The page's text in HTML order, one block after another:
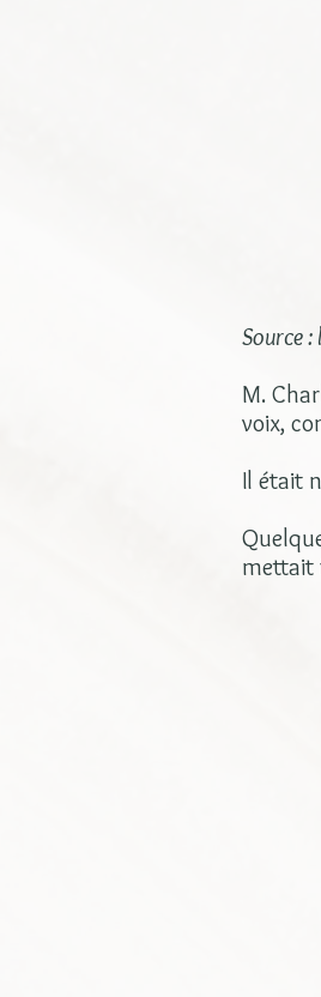
Source
M.
voix,
Il était
mettait